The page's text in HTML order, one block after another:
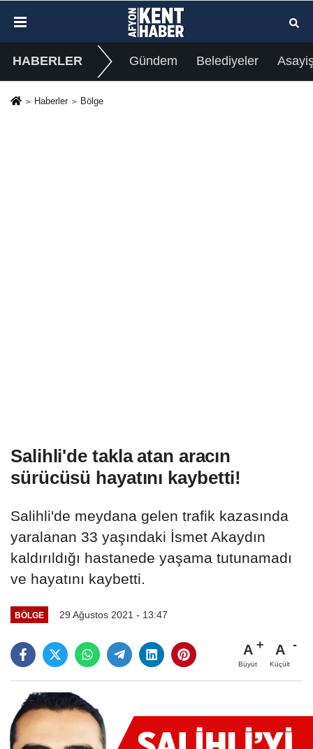
HABERLER Gündem Belediyeler
Haberler Bölge
Salihli'de takla atan aracın
sürücüsü hayatını kaybetti!
Salihli'de meydana gelen trafik kazasında
yaralanan 33 yaşındaki İsmet Akaydın
kaldırıldığı hastanede yaşama tutunamadı
ve hayatını kaybetti.
BÖLGE 29 Ağustos 2021 - 13:47
A
Büyüt
A
Küçült